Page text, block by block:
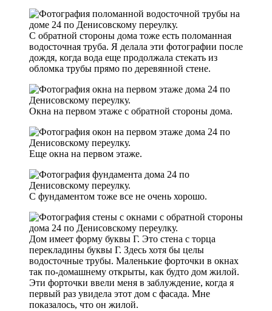
С обратной стороны дома тоже есть поломанная
водосточная труба. Я делала эти фотографии после
дождя, когда вода еще продолжала стекать из
обломка трубы прямо по деревянной стене.
Окна на первом этаже с обратной стороны дома.
Еще окна на первом этаже.
С фундаментом тоже все не очень хорошо.
Дом имеет форму буквы Г. Это стена с торца
перекладины буквы Г. Здесь хотя бы целы
водосточные трубы. Маленькие форточки в окнах
так по-домашнему открыты, как будто дом жилой.
Эти форточки ввели меня в заблуждение, когда я
первый раз увидела этот дом с фасада. Мне
показалось, что он жилой.